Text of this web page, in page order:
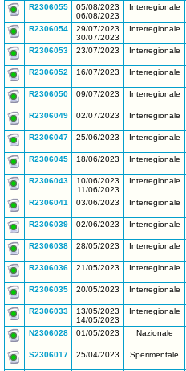
R2306055
05/08/2023
06/08/2023
Interregionale
R2306054
29/07/2023
30/07/2023
Interregionale
R2306053
23/07/2023 Interregionale
R2306052
16/07/2023 Interregionale
R2306050
09/07/2023 Interregionale
R2306049
02/07/2023 Interregionale
R2306047
25/06/2023 Interregionale
R2306045
18/06/2023 Interregionale
R2306043
10/06/2023
11/06/2023
Interregionale
R2306041
03/06/2023 Interregionale
R2306039
02/06/2023 Interregionale
R2306038
28/05/2023 Interregionale
R2306036
21/05/2023 Interregionale
R2306035
20/05/2023 Interregionale
R2306033
13/05/2023
14/05/2023
Interregionale
N2306028
01/05/2023 Nazionale
S2306017
25/04/2023 Sperimentale